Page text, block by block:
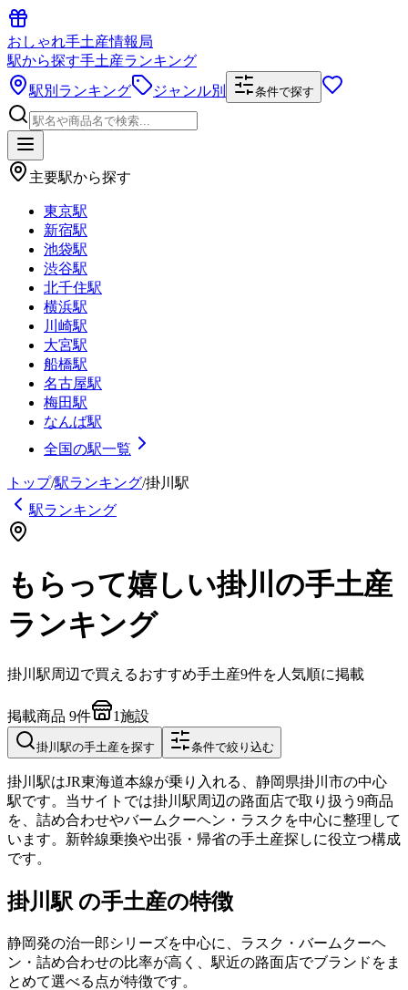
おしゃれ手土産情報局
駅から探す手土産ランキング
駅別ランキング
ジャンル別 条件で探す
主要駅から探す
東京駅
新宿駅
池袋駅
渋谷駅
北千住駅
横浜駅
川崎駅
大宮駅
船橋駅
名古屋駅
梅田駅
なんば駅
全国の駅一覧
トップ/駅ランキング/掛川 駅
駅ランキング
もらって嬉しい掛川の手土産
ランキング
掛川 駅周辺で買えるおすすめ手土産9件を人気順に掲載
掲載商品 9件 1施設
掛川 駅の手土産を探す 条件で絞り込む
掛川駅はJR東海道本線が乗り入れる、静岡県掛川市の中心
駅です。当サイトでは掛川駅周辺の路面店で取り扱う9商品
を、詰め合わせやバームクーヘン・ラスクを中心に整理して
います。新幹線乗換や出張・帰省の手土産探しに役立つ構成
です。
掛川駅 の手土産の特徴
静岡発の治一郎シリーズを中心に、ラスク・バームクーヘ
ン・詰め合わせの比率が高く、駅近の路面店でブランドをま
とめて選べる点が特徴です。